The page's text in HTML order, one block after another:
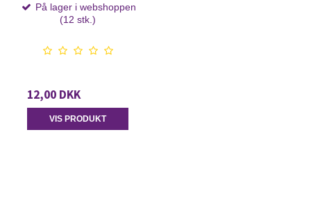
På lager i webshoppen
(12 stk.)
12,00 DKK
VIS PRODUKT